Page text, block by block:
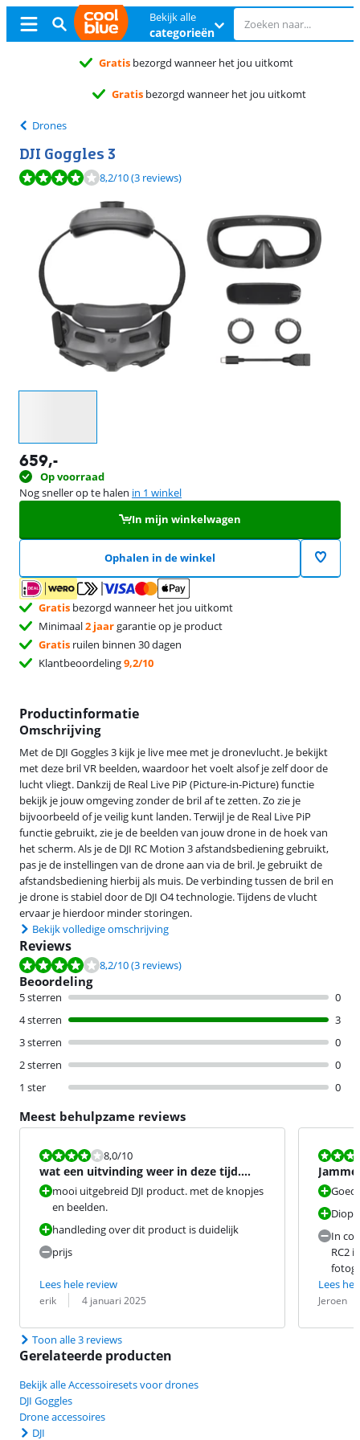
Bekijk alle
categorieën
Drones
DJI Goggles 3
Beoordeling is 8,2 van de 10, gebaseerd op 3 reviews.
8,2/10(3 reviews)
659,-
Op voorraad
Nog sneller op te halen in 1 winkel
In mijn winkelwagen
Ophalen in de winkel
Gratis bezorgd wanneer het jou uitkomt
Minimaal2 jaargarantie op je product
Gratis ruilen binnen 30 dagen
Klantbeoordeling9,2/10
Productinformatie
Omschrijving
Met de DJI Goggles 3 kijk je live mee met je dronevlucht. Je bekijkt
met deze bril VR beelden, waardoor het voelt alsof je zelf door de
lucht vliegt. Dankzij de Real Live PiP (Picture-in-Picture) functie
bekijk je jouw omgeving zonder de bril af te zetten. Zo zie je
bijvoorbeeld of je veilig kunt landen. Terwijl je de Real Live PiP
functie gebruikt, zie je de beelden van jouw drone in de hoek van
het scherm. Als je de DJI RC Motion 3 afstandsbediening gebruikt,
pas je de instellingen van de drone aan via de bril. Je gebruikt de
afstandsbediening hierbij als muis. De verbinding tussen de bril en
je drone is stabiel door de DJI O4 technologie. Tijdens de vlucht
ervaar je hierdoor minder storingen.
Bekijk volledige omschrijving
Reviews
Beoordeling is 8,2 van de 10, gebaseerd op 3 reviews.
8,2/10(3 reviews)
Beoordeling
5 sterren
0
4 sterren
3
3 sterren
0
2 sterren
0
1 ster
0
Meest behulpzame reviews
Beoordeling is 8,0 van de 10.
8,0/10
wat een uitvinding weer in deze tijd.
geweldig
mooi uitgebreid DJI product. met de knopjes
en beelden.
handleding over dit product is duidelijk
prijs
Lees hele review
Beoordeling door:
erik
Datum: 4 januari 2025
AEB
In
RC2
Lees
Jeroen
Datum:
Toon alle 3 reviews
Gerelateerde producten
Bekijk alle Accessoiresets voor drones
DJI Goggles
Drone accessoires
DJI